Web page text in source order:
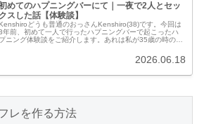
めてのハプニングバーにて｜一夜で2人とセッ
クスした話【体験談】
どうも普通のおっさんKenshiro(38)です。今回は
年前、初めて一人で行ったハプニングバーで起こったハ
プニング体験談をご紹介します。あれは私が35歳の時の
2026.06.18
レを作る方法